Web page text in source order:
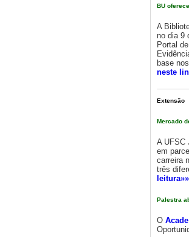
BU
A
no dia 9
Portal
base
neste
Extensão
Mercado
A UFSC
em
carreira
três
leitura»»
Palestra
O